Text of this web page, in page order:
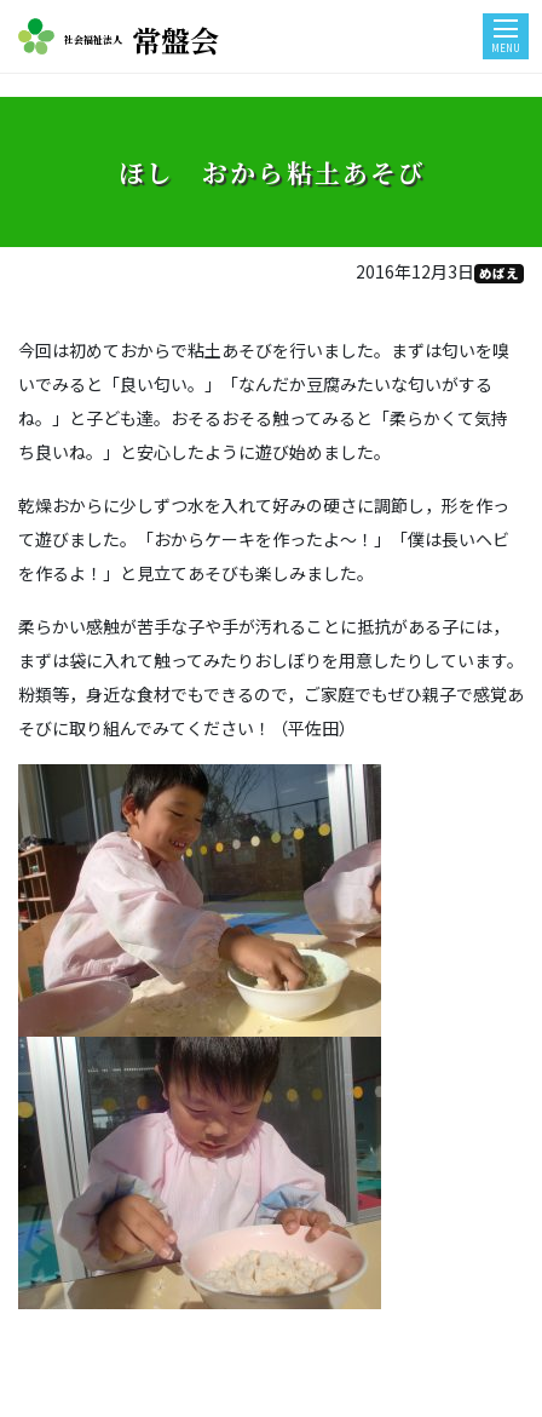
社会福祉法人 常盤会 MENU
ほし おから粘土あそび
2016年12月3日 めばえ
今回は初めておからで粘土あそびを行いました。まずは匂いを嗅
いでみると「良い匂い。」「なんだか豆腐みたいな匂いがする
ね。」と子ども達。おそるおそる触ってみると「柔らかくて気持
ち良いね。」と安心したように遊び始めました。
乾燥おからに少しずつ水を入れて好みの硬さに調節し，形を作っ
て遊びました。「おからケーキを作ったよ～！」「僕は長いヘビ
を作るよ！」と見立てあそびも楽しみました。
柔らかい感触が苦手な子や手が汚れることに抵抗がある子には，
まずは袋に入れて触ってみたりおしぼりを用意したりしています。
粉類等，身近な食材でもできるので，ご家庭でもぜひ親子で感覚あ
そびに取り組んでみてください！（平佐田）